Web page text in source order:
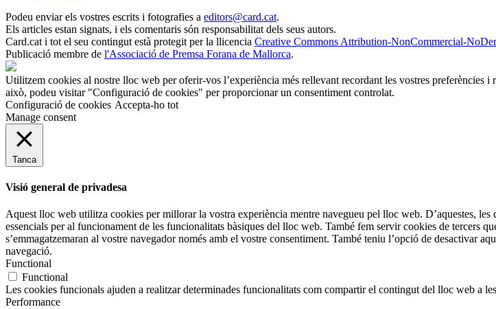
Podeu enviar els vostres escrits i fotografies a editors@card.cat.
Els articles estan signats, i els comentaris són responsabilitat dels seus autors.
Card.cat i tot el seu contingut està protegit per la llicencia Creative Commons Attribution-NonCommercial-
Publicació membre de l'Associació de Premsa Forana de Mallorca.
Utilitzem cookies al nostre lloc web per oferir-vos l’experiència més rellevant recordant les vostres
això, podeu visitar "Configuració de cookies" per proporcionar un consentiment controlat.
Configuració de cookies Accepta-ho tot
Manage consent
Tanca
Visió general de privadesa
Aquest lloc web utilitza cookies per millorar la vostra experiència mentre navegueu pel lloc web. D’aquestes, les
essencials per al funcionament de les funcionalitats bàsiques del lloc web. També fem servir cookies de tercers
s’emmagatzemaran al vostre navegador només amb el vostre consentiment. També teniu l’opció de desactivar
navegació.
Functional
Functional
Les cookies funcionals ajuden a realitzar determinades funcionalitats com compartir el contingut del lloc web a
Performance